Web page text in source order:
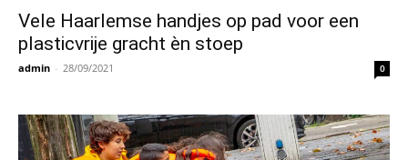
Vele Haarlemse handjes op pad voor een
plasticvrije gracht èn stoep
admin - 28/09/2021 0